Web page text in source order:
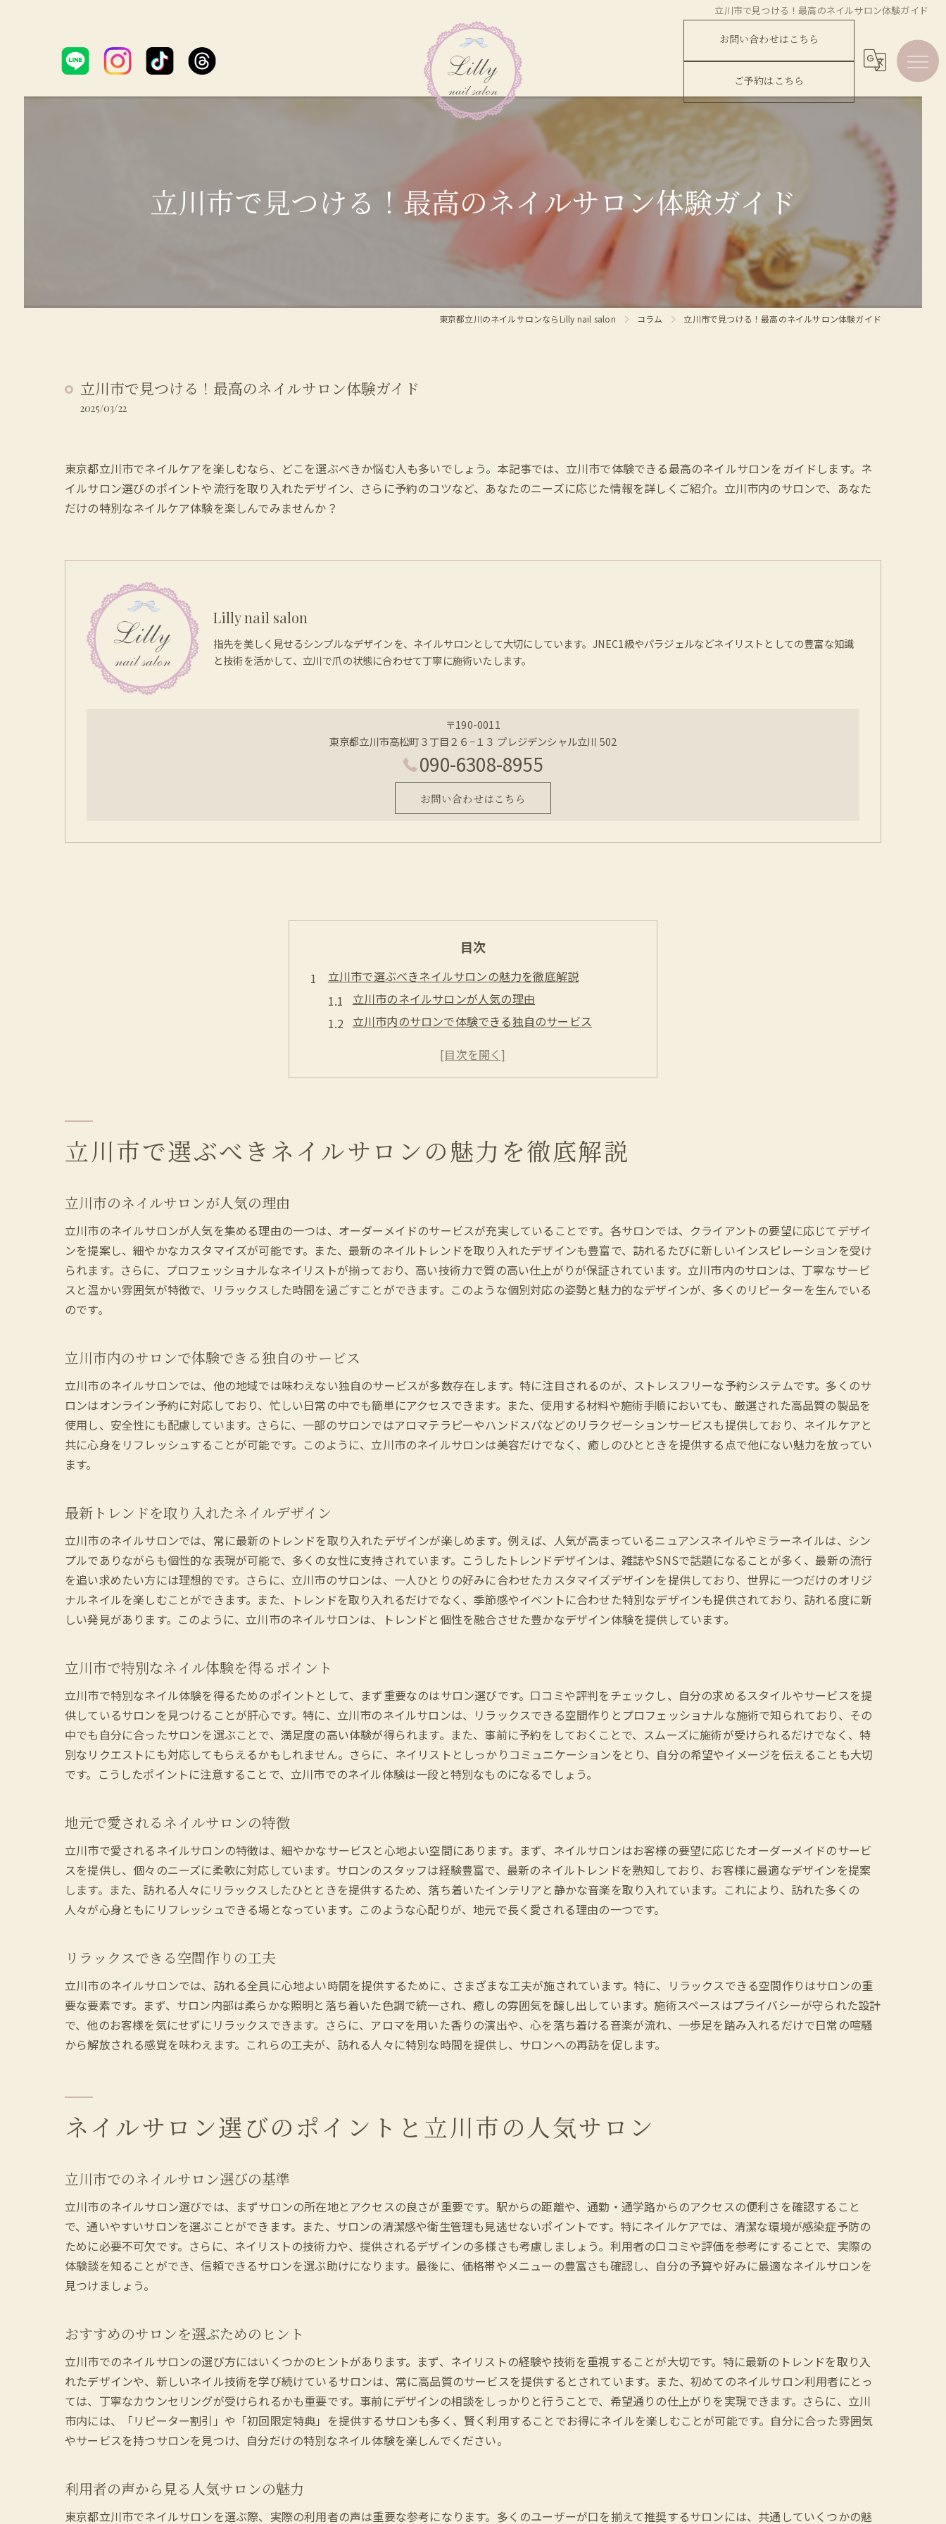
立川市で見つける！最高のネイルサロン体験ガイド
お問い合わせはこちら
ご予約はこちら
立川市で見つける！最高のネイルサロン体験ガイド
東京都立川のネイルサロンならLilly nail salon コラム 立川市で見つける！最高のネイルサロン体験ガイド
立川市で見つける！最高のネイルサロン体験ガイド
2025/03/22
東京都立川市でネイルケアを楽しむなら、どこを選ぶべきか悩む人も多いでしょう。本記事では、立川市で体験できる最高のネイルサロンをガイドします。ネ
イルサロン選びのポイントや流行を取り入れたデザイン、さらに予約のコツなど、あなたのニーズに応じた情報を詳しくご紹介。立川市内のサロンで、あなた
だけの特別なネイルケア体験を楽しんでみませんか？
Lilly nail salon
指先を美しく見せるシンプルなデザインを、ネイルサロンとして大切にしています。JNEC1級やパラジェルなどネイリストとしての豊富な知識
と技術を活かして、立川で爪の状態に合わせて丁寧に施術いたします。
〒190-0011
東京都立川市高松町３丁目２６−１３ プレジデンシャル立川 502
090-6308-8955
お問い合わせはこちら
目次
立川市で選ぶべきネイルサロンの魅力を徹底解説
立川市のネイルサロンが人気の理由
立川市内のサロンで体験できる独自のサービス
立川市で特別なネイル体験を得るポイント
立川市でのネイルサロン選びの基準
料金やサービス内容で選ぶ立川市のサロン
立川市内で豊富なデザインを提供するサロン
アクセスの良さも魅力のネイルサロン
立川市でトレンドを押さえたネイルデザイン体験
トレンドを意識したサロンの選び方
人気のネイルアート技術を取り入れる
個性を引き立てるデザインオプション
シーズンごとのおすすめデザイン
特別なイベントに最適な立川市のネイルサロンサービス
ウェディング用の特別ネイルオプション
イベント前の予約で押さえるべきポイント
プロのアドバイスで理想のネイルを実現
予約のコツを押さえて最高のネイル体験を立川市で
立川市内のネイルサロン予約のコツ
キャンセルポリシーを確認する重要性
予約前に確認すべきサロンの特徴
特定のデザイナーを指名する方法
立川市内のネイルサロンでリラックスした時間を楽しむ方法
サロンでのリフレッシュ方法
静かな時間を提供する人気サロン
ネイルケアと同時に楽しめるサービス
個性を引き立てるデザイン選びのコツ
デザインのリクエスト方法と注意点
立川市内のトレンドデザインを体験
立川市で個別対応が受けられるサロン
立川市で感じる贅沢なネイルケア
立川市で選ぶべきネイルサロンの魅力を徹底解説
立川市のネイルサロンが人気の理由
立川市のネイルサロンが人気を集める理由の一つは、オーダーメイドのサービスが充実していることです。各サロンでは、クライアントの要望に応じてデザイ
ンを提案し、細やかなカスタマイズが可能です。また、最新のネイルトレンドを取り入れたデザインも豊富で、訪れるたびに新しいインスピレーションを受け
られます。さらに、プロフェッショナルなネイリストが揃っており、高い技術力で質の高い仕上がりが保証されています。立川市内のサロンは、丁寧なサービ
スと温かい雰囲気が特徴で、リラックスした時間を過ごすことができます。このような個別対応の姿勢と魅力的なデザインが、多くのリピーターを生んでいる
のです。
立川市内のサロンで体験できる独自のサービス
立川市のネイルサロンでは、他の地域では味わえない独自のサービスが多数存在します。特に注目されるのが、ストレスフリーな予約システムです。多くのサ
ロンはオンライン予約に対応しており、忙しい日常の中でも簡単にアクセスできます。また、使用する材料や施術手順においても、厳選された高品質の製品を
使用し、安全性にも配慮しています。さらに、一部のサロンではアロマテラピーやハンドスパなどのリラクゼーションサービスも提供しており、ネイルケアと
共に心身をリフレッシュすることが可能です。このように、立川市のネイルサロンは美容だけでなく、癒しのひとときを提供する点で他にない魅力を放ってい
ます。
最新トレンドを取り入れたネイルデザイン
立川市のネイルサロンでは、常に最新のトレンドを取り入れたデザインが楽しめます。例えば、人気が高まっているニュアンスネイルやミラーネイルは、シン
プルでありながらも個性的な表現が可能で、多くの女性に支持されています。こうしたトレンドデザインは、雑誌やSNSで話題になることが多く、最新の流行
を追い求めたい方には理想的です。さらに、立川市のサロンは、一人ひとりの好みに合わせたカスタマイズデザインを提供しており、世界に一つだけのオリジ
ナルネイルを楽しむことができます。また、トレンドを取り入れるだけでなく、季節感やイベントに合わせた特別なデザインも提供されており、訪れる度に新
しい発見があります。このように、立川市のネイルサロンは、トレンドと個性を融合させた豊かなデザイン体験を提供しています。
立川市で特別なネイル体験を得るポイント
立川市で特別なネイル体験を得るためのポイントとして、まず重要なのはサロン選びです。口コミや評判をチェックし、自分の求めるスタイルやサービスを提
供しているサロンを見つけることが肝心です。特に、立川市のネイルサロンは、リラックスできる空間作りとプロフェッショナルな施術で知られており、その
中でも自分に合ったサロンを選ぶことで、満足度の高い体験が得られます。また、事前に予約をしておくことで、スムーズに施術が受けられるだけでなく、特
別なリクエストにも対応してもらえるかもしれません。さらに、ネイリストとしっかりコミュニケーションをとり、自分の希望やイメージを伝えることも大切
です。こうしたポイントに注意することで、立川市でのネイル体験は一段と特別なものになるでしょう。
地元で愛されるネイルサロンの特徴
立川市で愛されるネイルサロンの特徴は、細やかなサービスと心地よい空間にあります。まず、ネイルサロンはお客様の要望に応じたオーダーメイドのサービ
スを提供し、個々のニーズに柔軟に対応しています。サロンのスタッフは経験豊富で、最新のネイルトレンドを熟知しており、お客様に最適なデザインを提案
します。また、訪れる人々にリラックスしたひとときを提供するため、落ち着いたインテリアと静かな音楽を取り入れています。これにより、訪れた多くの
人々が心身ともにリフレッシュできる場となっています。このような心配りが、地元で長く愛される理由の一つです。
リラックスできる空間作りの工夫
立川市のネイルサロンでは、訪れる全員に心地よい時間を提供するために、さまざまな工夫が施されています。特に、リラックスできる空間作りはサロンの重
要な要素です。まず、サロン内部は柔らかな照明と落ち着いた色調で統一され、癒しの雰囲気を醸し出しています。施術スペースはプライバシーが守られた設計
で、他のお客様を気にせずにリラックスできます。さらに、アロマを用いた香りの演出や、心を落ち着ける音楽が流れ、一歩足を踏み入れるだけで日常の喧騒
から解放される感覚を味わえます。これらの工夫が、訪れる人々に特別な時間を提供し、サロンへの再訪を促します。
ネイルサロン選びのポイントと立川市の人気サロン
立川市でのネイルサロン選びの基準
立川市のネイルサロン選びでは、まずサロンの所在地とアクセスの良さが重要です。駅からの距離や、通勤・通学路からのアクセスの便利さを確認すること
で、通いやすいサロンを選ぶことができます。また、サロンの清潔感や衛生管理も見逃せないポイントです。特にネイルケアでは、清潔な環境が感染症予防の
ために必要不可欠です。さらに、ネイリストの技術力や、提供されるデザインの多様さも考慮しましょう。利用者の口コミや評価を参考にすることで、実際の
体験談を知ることができ、信頼できるサロンを選ぶ助けになります。最後に、価格帯やメニューの豊富さも確認し、自分の予算や好みに最適なネイルサロンを
見つけましょう。
おすすめのサロンを選ぶためのヒント
立川市でのネイルサロンの選び方にはいくつかのヒントがあります。まず、ネイリストの経験や技術を重視することが大切です。特に最新のトレンドを取り入
れたデザインや、新しいネイル技術を学び続けているサロンは、常に高品質のサービスを提供するとされています。また、初めてのネイルサロン利用者にとっ
ては、丁寧なカウンセリングが受けられるかも重要です。事前にデザインの相談をしっかりと行うことで、希望通りの仕上がりを実現できます。さらに、立川
市内には、「リピーター割引」や「初回限定特典」を提供するサロンも多く、賢く利用することでお得にネイルを楽しむことが可能です。自分に合った雰囲気
やサービスを持つサロンを見つけ、自分だけの特別なネイル体験を楽しんでください。
利用者の声から見る人気サロンの魅力
東京都立川市でネイルサロンを選ぶ際、実際の利用者の声は重要な参考になります。多くのユーザーが口を揃えて推奨するサロンには、共通していくつかの魅